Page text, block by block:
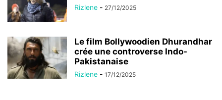
Rizlene - 27/12/2025
Le film Bollywoodien Dhurandhar
crée une controverse Indo-
Pakistanaise
Rizlene - 17/12/2025